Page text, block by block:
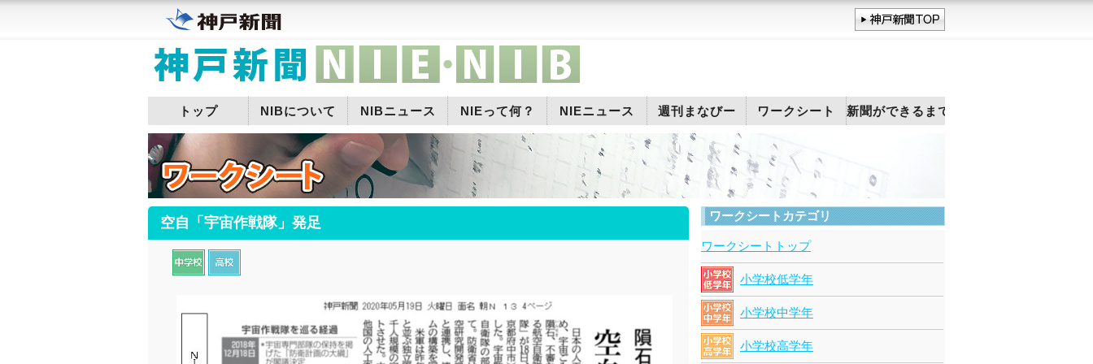
トップ NIBについて NIBニュース NIEって何？ NIEニュース 週刊まなびー ワークシート 新聞ができるまで
空自「宇宙作戦隊」発足 ワークシートカテゴリ
ワークシートトップ
小学校低学年
小学校中学年
小学校高学年